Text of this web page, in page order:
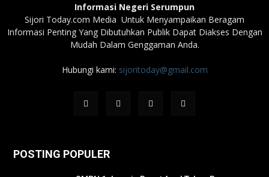
Informasi Negeri Serumpun
Sijori Today.com Media Untuk Menyampaikan Beragam
Informasi Penting Yang Dibutuhkan Publik Dapat Diakses Dengan
Mudah Dalam Genggaman Anda.
Hubungi kami: sijoritoday@gmail.com
POSTING POPULER